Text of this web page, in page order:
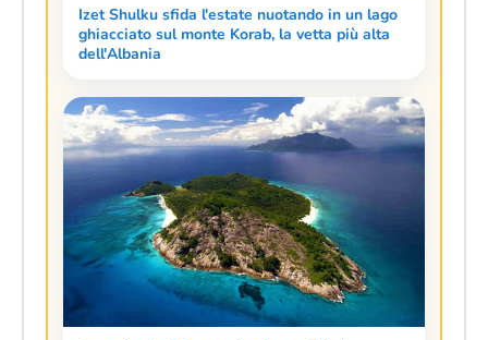
Izet Shulku sfida l'estate nuotando in un lago
ghiacciato sul monte Korab, la vetta più alta
dell'Albania